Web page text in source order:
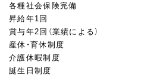
各種社会保険完備
昇給年1回
賞与年2回（業績による）
産休・育休制度
介護休暇制度
誕生日制度